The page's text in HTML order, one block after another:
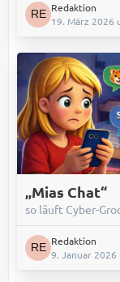
Redaktion
19. März 2026
„Mias Chat“
so läuft Cyber-
Redaktion
9. Januar 2026